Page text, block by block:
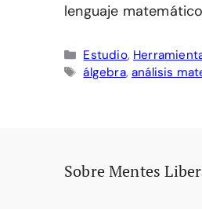
lenguaje
Categorías
Estudio,
Etiquetas
álgebra,análisis
Sobre Mentes